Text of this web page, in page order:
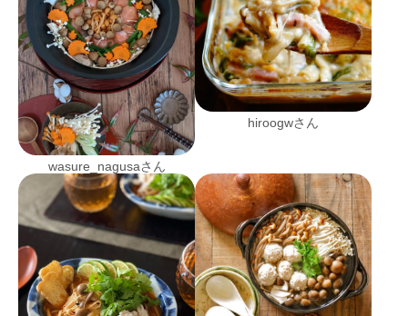
wasure_nagusaさん
hiroogwさん